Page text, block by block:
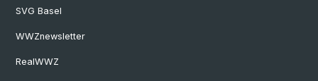
SVG Basel
WWZnewsletter
RealWWZ